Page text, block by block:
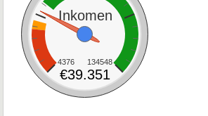
Inkomen
4376 134548
€39.351